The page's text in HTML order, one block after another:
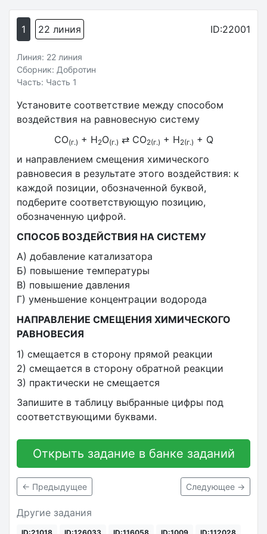
1 22 линия ID:22001
Линия: 22 линия
Сборник: Добротин
Часть: Часть 1
Установите соответствие между способом
воздействия на равновесную систему
CO(г.) + H2O(г.) ⇄ CO2(г.) + H2(г.) + Q
и направлением смещения химического
равновесия в результате этого воздействия: к
каждой позиции, обозначенной буквой,
подберите соответствующую позицию,
обозначенную цифрой.
СПОСОБ ВОЗДЕЙСТВИЯ НА СИСТЕМУ
А) добавление катализатора
Б) повышение температуры
В) повышение давления
Г) уменьшение концентрации водорода
НАПРАВЛЕНИЕ СМЕЩЕНИЯ ХИМИЧЕСКОГО
РАВНОВЕСИЯ
1) смещается в сторону прямой реакции
2) смещается в сторону обратной реакции
3) практически не смещается
Запишите в таблицу выбранные цифры под
соответствующими буквами.
Открыть задание в банке заданий
← Предыдущее Следующее →
Другие задания